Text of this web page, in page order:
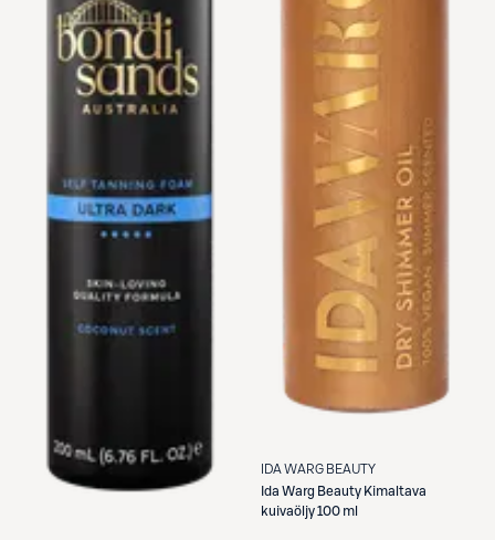
IDA WARG BEAUTY
Ida Warg Beauty Kimaltava
kuivaöljy 100 ml